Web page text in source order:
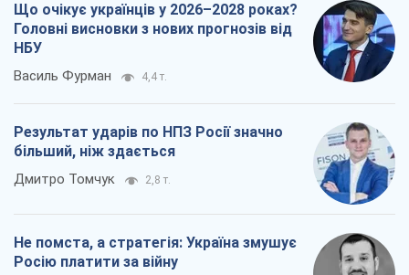
Що очікує українців у 2026–2028 роках?
Головні висновки з нових прогнозів від
НБУ
Василь Фурман 4,4 т.
Результат ударів по НПЗ Росії значно
більший, ніж здається
Дмитро Томчук 2,8 т.
Не помста, а стратегія: Україна змушує
Росію платити за війну